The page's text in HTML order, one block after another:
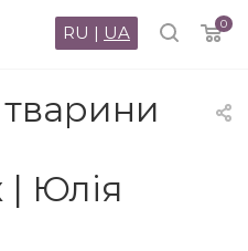
0
RU | UA
тварини
| Юлія